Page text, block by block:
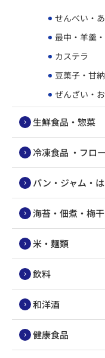
せんべい・
最中・羊羹
カステラ
豆菓子・甘
ぜんざい・
生鮮食品・惣菜
冷凍食品 ・フロ
パン・ジャム・
海苔・佃煮・梅
米・麺類
飲料
和洋酒
健康食品